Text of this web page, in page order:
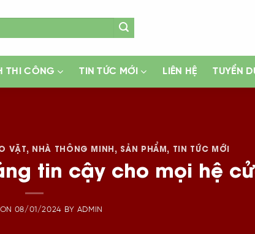
THI CÔNG TIN TỨC MỚI LIÊN HỆ TUYỂN
VẶT, NHÀ THÔNG MINH, SẢN PHẨM, TIN TỨC MỚI
tin cậy cho mọi hệ
08/01/2024 BY ADMIN